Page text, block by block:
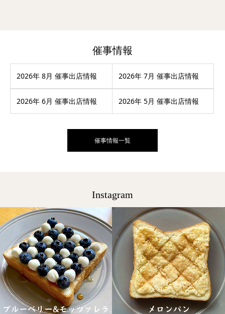
催事情報
2026年 8月 催事出店情報 2026年 7月 催事出店情報
2026年 6月 催事出店情報 2026年 5月 催事出店情報
催事情報一覧
Instagram